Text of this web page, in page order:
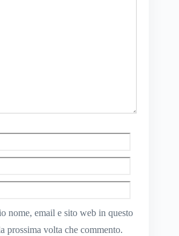
web
nome, email e sito web in questo
prossima volta che commento.